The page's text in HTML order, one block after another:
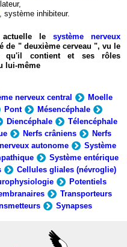
, système inhibiteur.
le système nerveux
de " deuxième cerveau ", vu le
qu'il contient et ses rôles
lui-même
nerveux central
Moelle
Pont
Mésencéphale
Diencéphale
Télencéphale
Nerfs crâniens
Nerfs
autonome
Système
Système entérique
Cellules gliales (névroglie)
Potentiels
Transporteurs
Synapses